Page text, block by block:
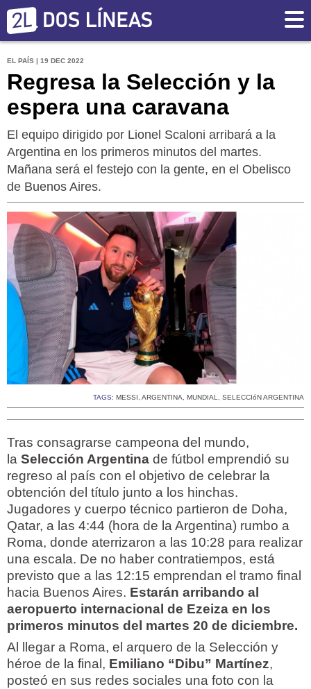
EL PAÍS | 19 DEC 2022
Regresa la Selección y la
espera una caravana
El equipo dirigido por Lionel Scaloni arribará a la
Argentina en los primeros minutos del martes.
Mañana será el festejo con la gente, en el Obelisco
de Buenos Aires.
TAGS: MESSI , ARGENTINA, MUNDIAL, SELECCIóN ARGENTINA
Tras consagrarse campeona del mundo,
la Selección Argentina de fútbol emprendió su
regreso al país con el objetivo de celebrar la
obtención del título junto a los hinchas.
Jugadores y cuerpo técnico partieron de Doha,
Qatar, a las 4:44 (hora de la Argentina) rumbo a
Roma, donde aterrizaron a las 10:28 para realizar
una escala. De no haber contratiempos, está
previsto que a las 12:15 emprendan el tramo final
hacia Buenos Aires. Estarán arribando al
aeropuerto internacional de Ezeiza en los
primeros minutos del martes 20 de diciembre.
Al llegar a Roma, el arquero de la Selección y
héroe de la final, Emiliano “Dibu” Martínez,
posteó en sus redes sociales una foto con la